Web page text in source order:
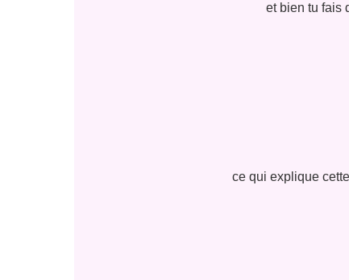
et bien tu fais
ce qui explique